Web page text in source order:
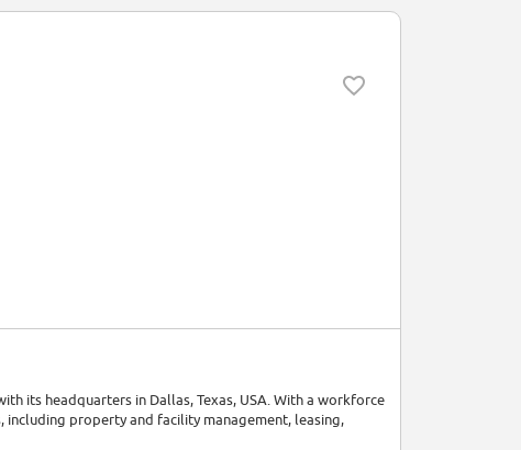
its headquarters in Dallas, Texas, USA. With a workforce
including property and facility management, leasing,